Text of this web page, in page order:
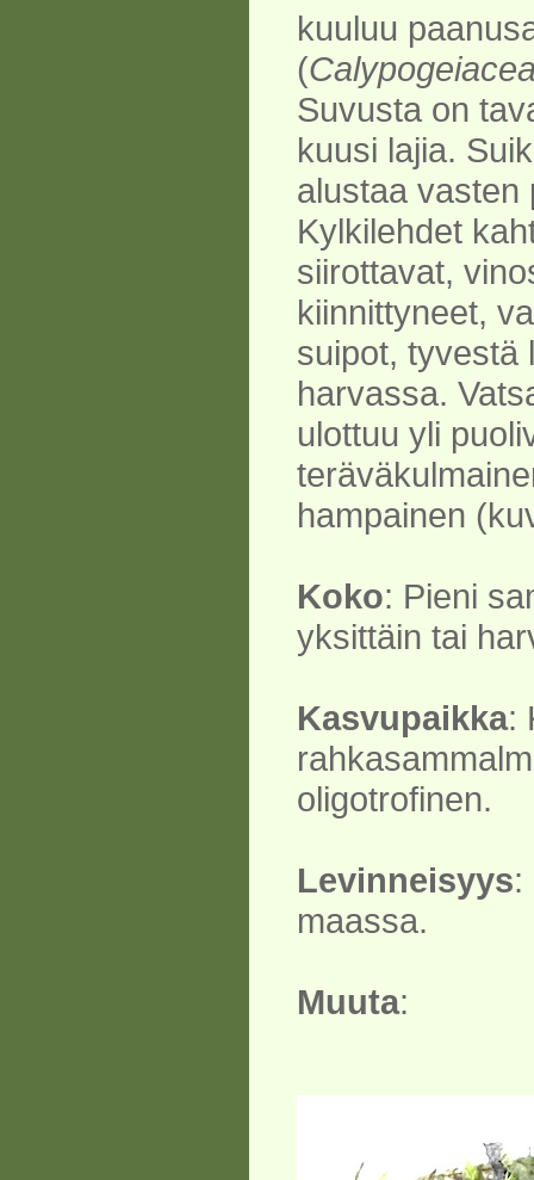
kuuluu
(
Suvusta on
kuusi lajia.
alustaa vasten
Kylkilehdet
siirottavat,
kiinnittyneet,
suipot, tyvestä
harvassa.
ulottuu yli
hampainen
Koko: Pieni
yksittäin tai
Kasvupaikka:
oligotrofinen.
Levinneisyys:
maassa.
Muuta: